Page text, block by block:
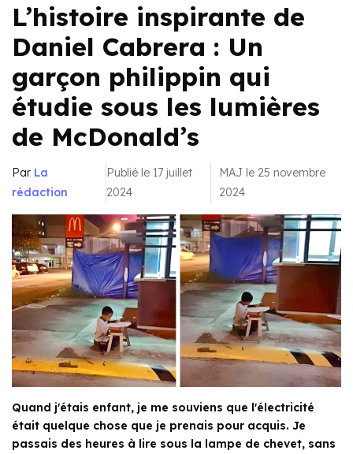
L’histoire inspirante de
Daniel Cabrera : Un
garçon philippin qui
étudie sous les lumières
de McDonald’s
Par La
rédaction
Publié le 17 juillet
2024
MAJ le 25 novembre
2024
Quand j'étais enfant, je me souviens que l'électricité
était quelque chose que je prenais pour acquis. Je
passais des heures à lire sous la lampe de chevet, sans